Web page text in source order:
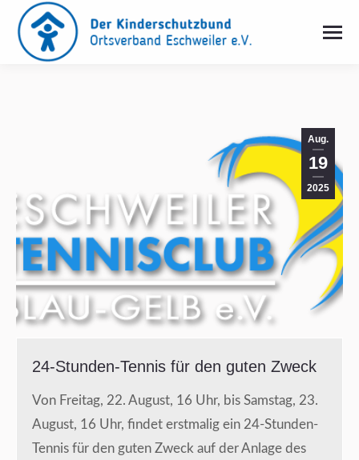
Aug.
19
2025
24-Stunden-Tennis für den guten Zweck
Von Freitag, 22. August, 16 Uhr, bis Samstag, 23.
August, 16 Uhr, findet erstmalig ein 24-Stunden-
Tennis für den guten Zweck auf der Anlage des